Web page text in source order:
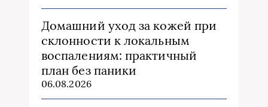
Домашний уход за кожей при
склонности к локальным
воспалениям: практичный
план без паники
06.08.2026